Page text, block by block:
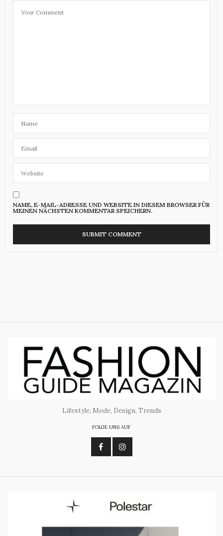
NAME, E-MAIL-ADRESSE UND WEBSITE IN DIESEM BROWSER FÜR
MEINEN NÄCHSTEN KOMMENTAR SPEICHERN.
Lifestyle, Mode, Design, Trends
FOLGE UNS AUF